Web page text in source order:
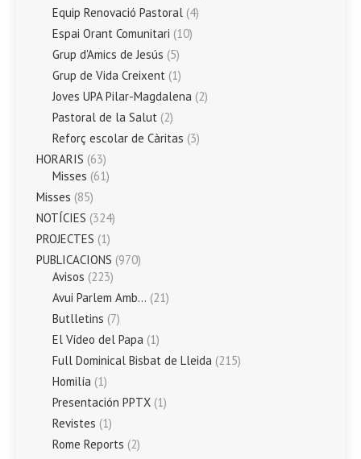
Equip Renovació Pastoral (4)
Espai Orant Comunitari (10)
Grup d'Amics de Jesús (5)
Grup de Vida Creixent (1)
Joves UPA Pilar-Magdalena (2)
Pastoral de la Salut (2)
Reforç escolar de Càritas (3)
HORARIS (63)
Misses (61)
Misses (85)
NOTÍCIES (324)
PROJECTES (1)
PUBLICACIONS (970)
Avisos (223)
Avui Parlem Amb… (21)
Butlletins (7)
El Vídeo del Papa (1)
Full Dominical Bisbat de Lleida (215)
Homilía (1)
Presentación PPTX (1)
Revistes (1)
Rome Reports (2)